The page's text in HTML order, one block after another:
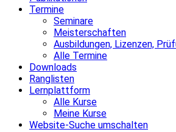
Termine
Seminare
Meisterschaften
Ausbildungen, Lizenzen,
Alle Termine
Downloads
Ranglisten
Lernplattform
Alle Kurse
Meine Kurse
Website-Suche umschalten